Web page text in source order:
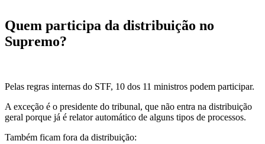
Quem participa da distribuição no
Supremo?
Pelas regras internas do STF, 10 dos 11 ministros podem participar.
A exceção é o presidente do tribunal, que não entra na distribuição
geral porque já é relator automático de alguns tipos de processos.
Também ficam fora da distribuição: